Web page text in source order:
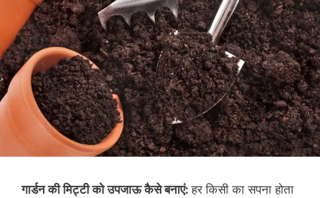
गार्डन की मिट्टी को उपजाऊ कैसे बनाएं:हर किसी का सपना होता